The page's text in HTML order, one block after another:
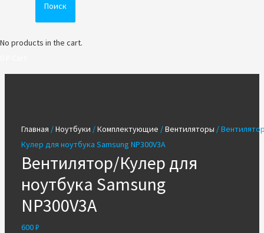
Поиск
No products in the cart.
Главная /Ноутбуки /Комплектующие /Вентиляторы /
Кулер для ноутбука Samsung NP300V3A
Вентилятор/Кулер для
ноутбука Samsung
NP300V3A
600₽